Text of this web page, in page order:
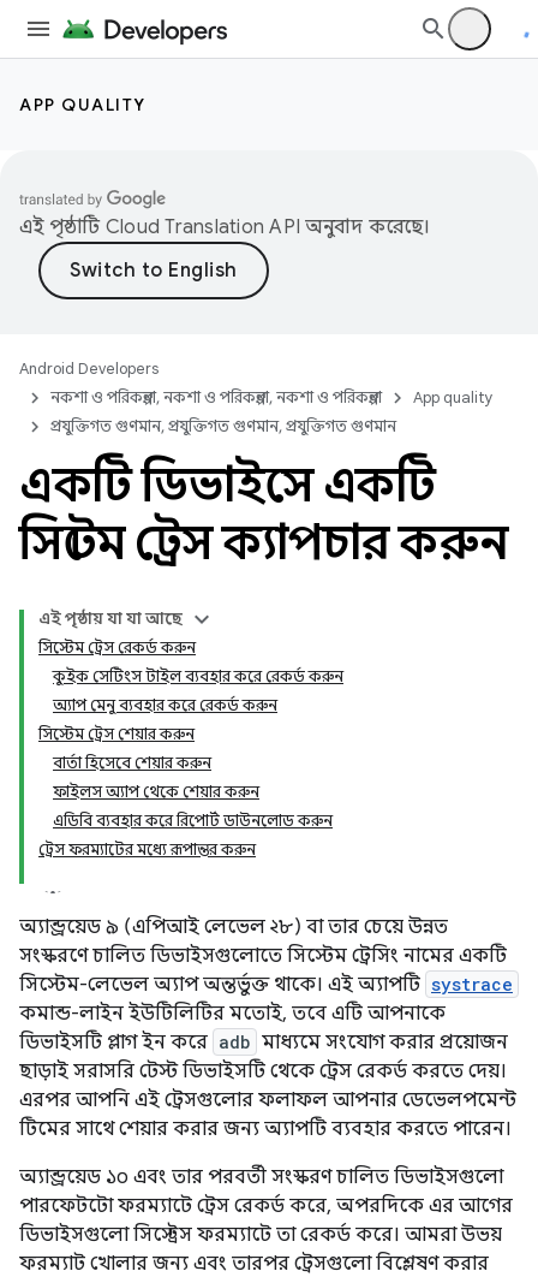
APP QUALITY
এই পৃষ্ঠাটি Cloud Translation API অনুবাদ করেছে।
Android Developers
নকশা ও পরিকল্পনা, নকশা ও পরিকল্পনা, নকশা ও পরিকল্পনা
App quality
প্রযুক্তিগত গুণমান, প্রযুক্তিগত গুণমান, প্রযুক্তিগত গুণমান
একটি ডিভাইসে একটি
সিস্টেম ট্রেস ক্যাপচার করুন
এই পৃষ্ঠায় যা যা আছে
সিস্টেম ট্রেস রেকর্ড করুন
কুইক সেটিংস টাইল ব্যবহার করে রেকর্ড করুন
অ্যাপ মেনু ব্যবহার করে রেকর্ড করুন
সিস্টেম ট্রেস শেয়ার করুন
বার্তা হিসেবে শেয়ার করুন
ফাইলস অ্যাপ থেকে শেয়ার করুন
এডিবি ব্যবহার করে রিপোর্ট ডাউনলোড করুন
ট্রেস ফরম্যাটের মধ্যে রূপান্তর করুন
অ্যান্ড্রয়েড ৯ (এপিআই লেভেল ২৮) বা তার চেয়ে উন্নত
সংস্করণে চালিত ডিভাইসগুলোতে সিস্টেম ট্রেসিং নামের একটি
সিস্টেম-লেভেল অ্যাপ অন্তর্ভুক্ত থাকে। এই অ্যাপটি systrace
কমান্ড-লাইন ইউটিলিটির মতোই, তবে এটি আপনাকে
ডিভাইসটি প্লাগ ইন করে adb মাধ্যমে সংযোগ করার প্রয়োজন
ছাড়াই সরাসরি টেস্ট ডিভাইসটি থেকে ট্রেস রেকর্ড করতে দেয়।
এরপর আপনি এই ট্রেসগুলোর ফলাফল আপনার ডেভেলপমেন্ট
টিমের সাথে শেয়ার করার জন্য অ্যাপটি ব্যবহার করতে পারেন।
অ্যান্ড্রয়েড ১০ এবং তার পরবর্তী সংস্করণ চালিত ডিভাইসগুলো
পারফেটটো ফরম্যাটে ট্রেস রেকর্ড করে, অপরদিকে এর আগের
ডিভাইসগুলো সিস্ট্রেস ফরম্যাটে তা রেকর্ড করে। আমরা উভয়
ফরম্যাট খোলার জন্য এবং তারপর ট্রেসগুলো বিশ্লেষণ করার